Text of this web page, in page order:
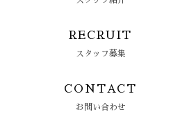
RECRUIT
スタッフ募集
CONTACT
お問い合わせ